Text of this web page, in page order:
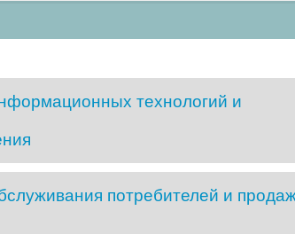
технологий и
потребителей и